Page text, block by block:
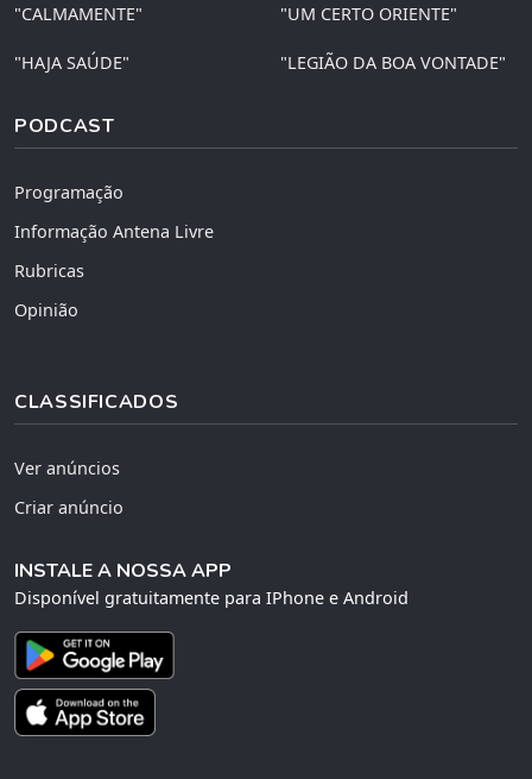
"CALMAMENTE" "UM CERTO ORIENTE"
"HAJA SAÚDE" "LEGIÃO DA BOA VONTADE"
PODCAST
Programação
Informação Antena Livre
Rubricas
Opinião
CLASSIFICADOS
Ver anúncios
Criar anúncio
INSTALE A NOSSA APP
Disponível gratuitamente para IPhone e Android